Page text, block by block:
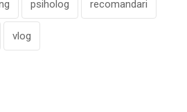
psiholog recomandari
vlog